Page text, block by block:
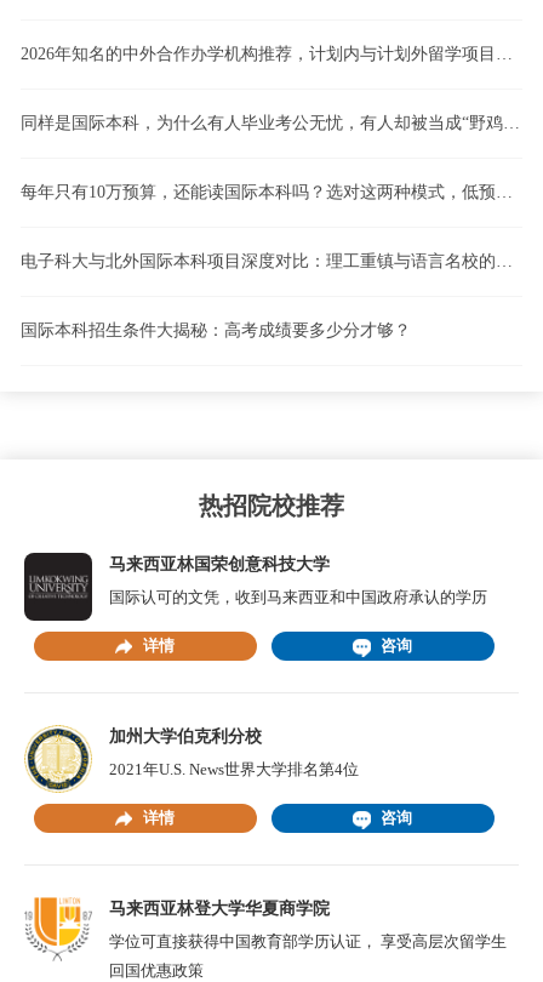
2026年知名的中外合作办学机构推荐，计划内与计划外留学项目怎么选，4+0、3+1、2+2国际本科模式深度解析
同样是国际本科，为什么有人毕业考公无忧，有人却被当成“野鸡”？计划内留学vs计划外留学，一文看懂！
每年只有10万预算，还能读国际本科吗？选对这两种模式，低预算也能逆袭！
电子科大与北外国际本科项目深度对比：理工重镇与语言名校的路径博弈
国际本科招生条件大揭秘：高考成绩要多少分才够？
热招院校推荐
马来西亚林国荣创意科技大学
国际认可的文凭，收到马来西亚和中国政府承认的学历
详情 咨询
加州大学伯克利分校
2021年U.S. News世界大学排名第4位
详情 咨询
马来西亚林登大学华夏商学院
学位可直接获得中国教育部学历认证， 享受高层次留学生
回国优惠政策